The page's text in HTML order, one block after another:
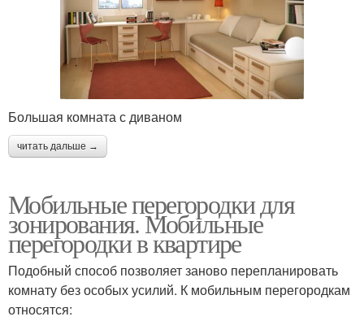
Большая комната с диваном
читать дальше →
Мобильные перегородки для
зонирования. Мобильные
перегородки в квартире
Подобный способ позволяет заново перепланировать
комнату без особых усилий. К мобильным перегородкам
относятся: